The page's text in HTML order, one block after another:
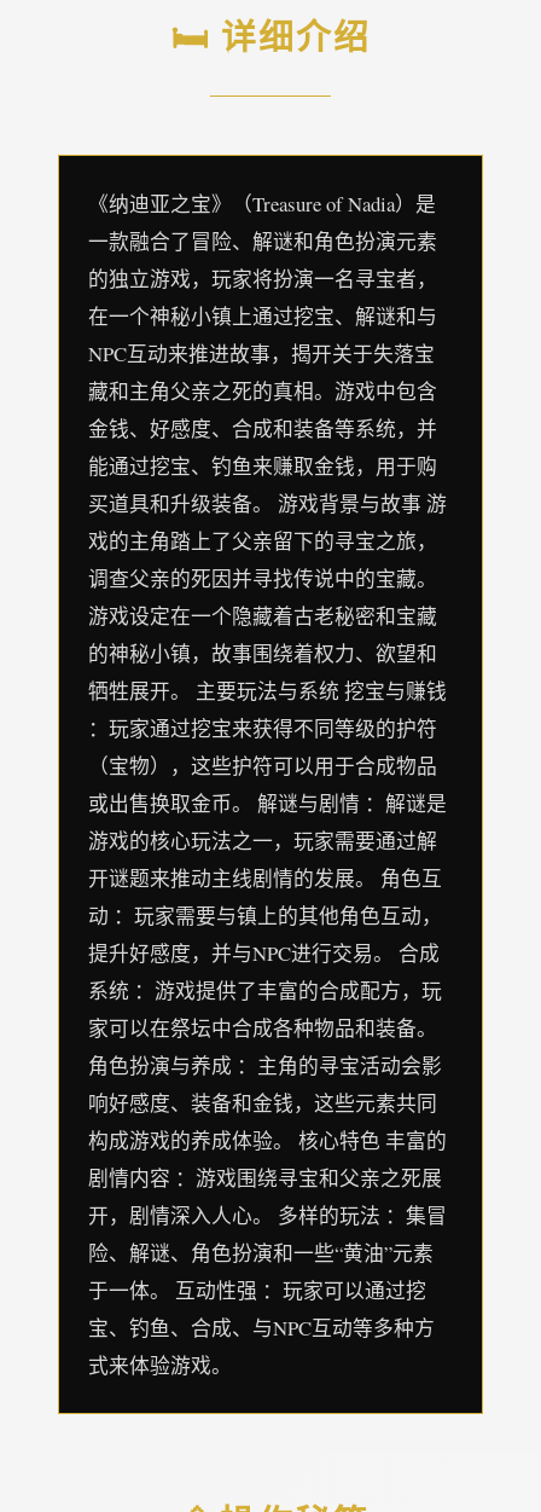
🛏️ 详细介绍
《纳迪亚之宝》（Treasure of Nadia）是
一款融合了冒险、解谜和角色扮演元素
的独立游戏，玩家将扮演一名寻宝者，
在一个神秘小镇上通过挖宝、解谜和与
NPC互动来推进故事，揭开关于失落宝
藏和主角父亲之死的真相。游戏中包含
金钱、好感度、合成和装备等系统，并
能通过挖宝、钓鱼来赚取金钱，用于购
买道具和升级装备。 游戏背景与故事 游
戏的主角踏上了父亲留下的寻宝之旅，
调查父亲的死因并寻找传说中的宝藏。
游戏设定在一个隐藏着古老秘密和宝藏
的神秘小镇，故事围绕着权力、欲望和
牺牲展开。 主要玩法与系统 挖宝与赚钱
：玩家通过挖宝来获得不同等级的护符
（宝物），这些护符可以用于合成物品
或出售换取金币。 解谜与剧情 ：解谜是
游戏的核心玩法之一，玩家需要通过解
开谜题来推动主线剧情的发展。 角色互
动 ：玩家需要与镇上的其他角色互动，
提升好感度，并与NPC进行交易。 合成
系统 ：游戏提供了丰富的合成配方，玩
家可以在祭坛中合成各种物品和装备。
角色扮演与养成 ：主角的寻宝活动会影
响好感度、装备和金钱，这些元素共同
构成游戏的养成体验。 核心特色 丰富的
剧情内容 ：游戏围绕寻宝和父亲之死展
开，剧情深入人心。 多样的玩法 ：集冒
险、解谜、角色扮演和一些“黄油”元素
于一体。 互动性强 ：玩家可以通过挖
宝、钓鱼、合成、与NPC互动等多种方
式来体验游戏。